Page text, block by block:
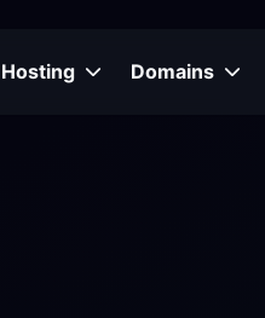
Hosting Domains